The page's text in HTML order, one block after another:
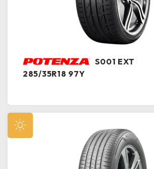
S001 EXT
285/35R18 97Y